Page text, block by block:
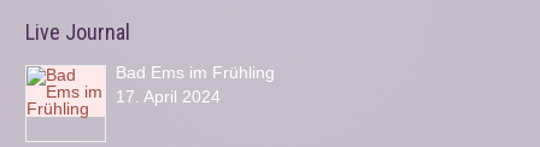
Live Journal
Bad Ems im Frühling
17. April 2024